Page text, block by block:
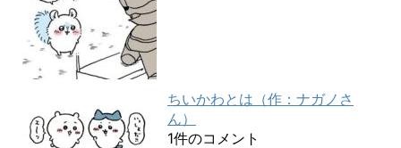
ちいかわとは（作：ナガノさ
ん）
1件のコメント